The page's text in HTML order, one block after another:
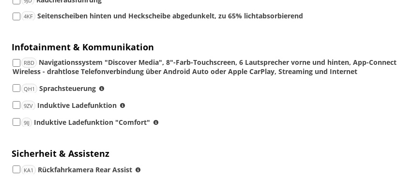
4KF Seitenscheiben hinten und Heckscheibe abgedunkelt, zu 65% lichtabsorbierend
Infotainment & Kommunikation
RBD
Navigationssystem "Discover Media", 8"-Farb-Touchscreen, 6 Lautsprecher vorne und hinten, App-Connect
Wireless - drahtlose Telefonverbindung über Android Auto oder Apple CarPlay, Streaming und Internet
QH1 Sprachsteuerung
mit
oder
9ZV Induktive Ladefunktion
von
RBB
9IJ Induktive Ladefunktion "Comfort"
Sicherheit & Assistenz
KA1 Rückfahrkamera Rear Assist